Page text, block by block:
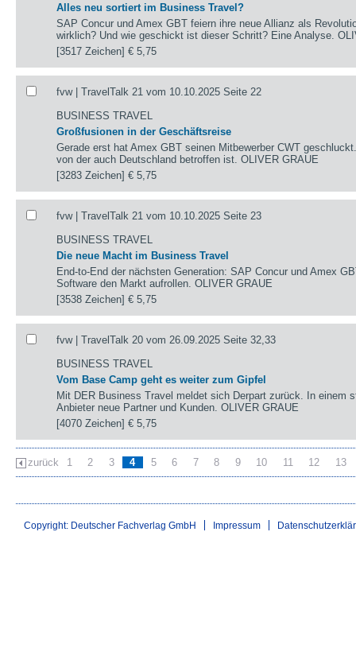
Alles neu sortiert im Business Travel?
SAP Concur und Amex GBT feiern ihre neue Allianz als
wirklich? Und wie geschickt ist dieser Schritt? Eine Analyse.
[3517 Zeichen]€ 5,75
fvw | TravelTalk 21 vom 10.10.2025 Seite 22
BUSINESS TRAVEL
Großfusionen in der Geschäftsreise
Gerade erst hat Amex GBT seinen Mitbewerber CWT
von der auch Deutschland betroffen ist. OLIVER GRAUE
[3283 Zeichen]€ 5,75
fvw | TravelTalk 21 vom 10.10.2025 Seite 23
BUSINESS TRAVEL
Die neue Macht im Business Travel
End-to-End der nächsten Generation: SAP Concur und Amex
Software den Markt aufrollen. OLIVER GRAUE
[3538 Zeichen]€ 5,75
fvw | TravelTalk 20 vom 26.09.2025 Seite 32,33
BUSINESS TRAVEL
Vom Base Camp geht es weiter zum Gipfel
Mit DER Business Travel meldet sich Derpart zurück. In einem
Anbieter neue Partner und Kunden. OLIVER GRAUE
[4070 Zeichen]€ 5,75
zurück 1 2 3 4 5 6 7 8 9 10 11 12 13
Copyright: Deutscher Fachverlag GmbH Impressum